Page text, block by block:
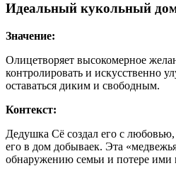
Идеальный кукольный
Значение:
Олицетворяет высокомерное
контролировать и искусственно
оставаться диким и свободным.
Контекст:
Дедушка Сё создал его с любовью,
его в дом добываек. Эта
обнаружению семьи и потере ими